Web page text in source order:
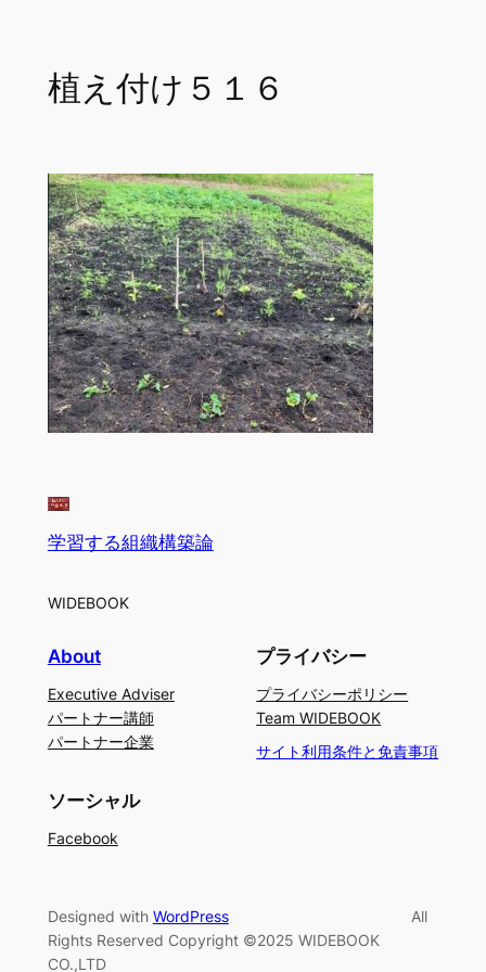
植え付け５１６
学習する組織構築論
WIDEBOOK
About
Executive Adviser
パートナー講師
パートナー企業
プライバシー
プライバシーポリシー
Team WIDEBOOK
サイト利用条件と免責事項
ソーシャル
Facebook
Designed with WordPressAll
Rights Reserved Copyright ©2025 WIDEBOOK
CO.,LTD